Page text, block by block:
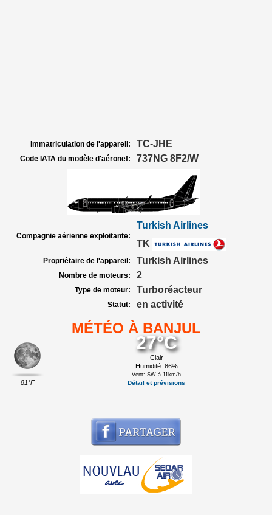
Immatriculation de l'appareil: TC-JHE
Code IATA du modèle d'aéronef: 737NG 8F2/W
Compagnie aérienne exploitante:
Turkish Airlines
TK
Propriétaire de l'appareil: Turkish Airlines
Nombre de moteurs: 2
Type de moteur: Turboréacteur
Statut: en activité
MÉTÉO À BANJUL
81°F
27°C
Clair
Humidité: 86%
Vent: SW à 11km/h
Détail et prévisions